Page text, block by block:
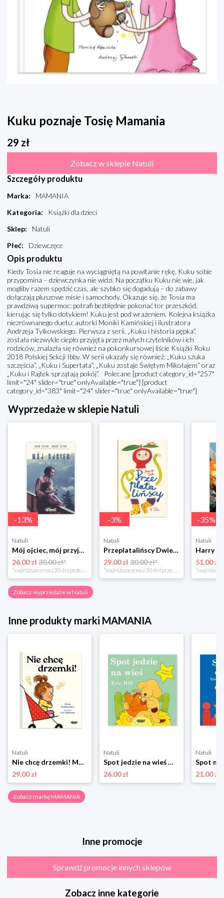
Kuku poznaje Tosię Mamania
29 zł
Zobacz w sklepie Natuli
Szczegóły produktu
Marka:
MAMANIA
Kategoria:
Książki dla dzieci
Sklep:
Natuli
Płeć: Dziewczęce
Opis produktu
Kiedy Tosia nie reaguje na wyciągniętą na powitanie rękę, Kuku sobie
przypomina – dziewczynka nie widzi. Na początku Kuku nie wie, jak
mogliby razem spędzić czas, ale szybko się dogadują – do zabawy
dołączają pluszowe misie i samochody. Okazuje się, że Tosia ma
prawdziwą supermoc: potrafi bezbłędnie pokonać tor przeszkód,
kierując się tylko dotykiem! Kuku jest pod wrażeniem. Kolejna książka
niezrównanego duetu: autorki Moniki Kamińskiej i ilustratora
Andrzeja Tylkowskiego. Pierwsza z serii, „Kuku i historia pępka”,
została niezwykle ciepło przyjęta przez małych czytelników i ich
rodziców, znalazła się również na pokonkursowej liście Książki Roku
2018 Polskiej Sekcji Ibby. W serii ukazały się również: „Kuku szuka
szczęścia”, „Kuku i Supertata”, „Kuku zostaje Świętym Mikołajem” oraz
„Kuku i Rajtek sprzątają pokój”. Polecane [product category_id="257"
limit="24" slider="true" onlyAvailable="true"] [product
category_id="383" limit="24" slider="true" onlyAvailable="true"]
Wyprzedaże w sklepie Natuli
-13%
Natuli
Mój ojciec, mój przyjaciel Element
26.00 zł30.00 zł*
*najniższa cena z 30 dni przed obniżką
-3%
Natuli
Przeplatalińscy Dwie siostry
29.00 zł 30.00 zł*
*najniższa cena z 30 dni przed obniżką
-35%
Natuli
51.00 zł
Zobacz wyprzedaże w Natuli
Inne produkty marki MAMANIA
Natuli
Nie chcę drzemki! Mamania
29.00 zł
Natuli
Spot jedzie na wieś Mamania
26.00 zł
Natuli
21.00 zł
Zobacz markę MAMANIA
Inne promocje
Sprawdź promocje innych sklepów
Zobacz inne kategorie